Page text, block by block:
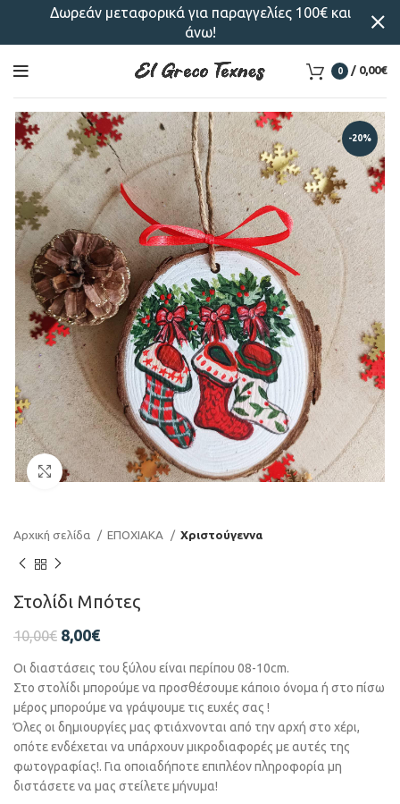
0 / 0,00€
-20%
Click to enlarge
Αρχική σελίδα ΕΠΟΧΙΑΚΑ Χριστούγεννα
Στολίδι Μπότες
10,00€ 8,00€
Οι διαστάσεις του ξύλου είναι περίπου 08-10cm.
Στο στολίδι μπορούμε να προσθέσουμε κάποιο όνομα ή στο πίσω
μέρος μπορούμε να γράψουμε τις ευχές σας !
Όλες οι δημιουργίες μας φτιάχνονται από την αρχή στο χέρι,
οπότε ενδέχεται να υπάρχουν μικροδιαφορές με αυτές της
φωτογραφίας!. Για οποιαδήποτε επιπλέον πληροφορία μη
διστάσετε να μας στείλετε μήνυμα!
Δωρεάν μεταφορικά για παραγγελίες 100€ και
άνω!